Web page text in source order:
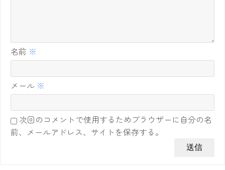
名前 ※
メール ※
次回のコメントで使用するためブラウザーに自分の名
前、メールアドレス、サイトを保存する。